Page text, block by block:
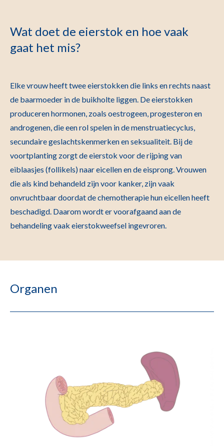
Wat doet de eierstok en hoe vaak
gaat het mis?
Elke vrouw heeft twee eierstokken die links en rechts naast
de baarmoeder in de buikholte liggen. De eierstokken
produceren hormonen, zoals oestrogeen, progesteron en
androgenen, die een rol spelen in de menstruatiecyclus,
secundaire geslachtskenmerken en seksualiteit. Bij de
voortplanting zorgt de eierstok voor de rijping van
eiblaasjes (follikels) naar eicellen en de eisprong. Vrouwen
die als kind behandeld zijn voor kanker, zijn vaak
onvruchtbaar doordat de chemotherapie hun eicellen heeft
beschadigd. Daarom wordt er voorafgaand aan de
behandeling vaak eierstokweefsel ingevroren.
Organen